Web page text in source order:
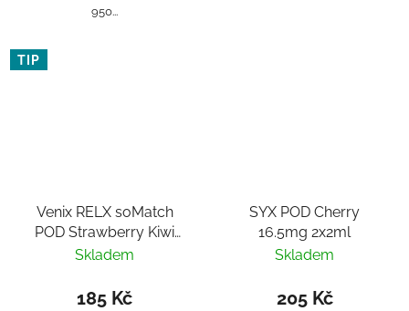
950...
TIP
Venix RELX soMatch
POD Strawberry Kiwi
2ks
Skladem
185 Kč
SYX POD Cherry
16.5mg 2x2ml
Skladem
205 Kč